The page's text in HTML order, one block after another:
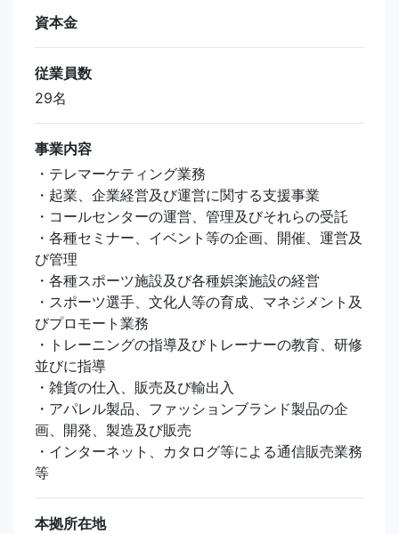
資本金
従業員数
29名
事業内容
・テレマーケティング業務
・起業、企業経営及び運営に関する支援事業
・コールセンターの運営、管理及びそれらの受託
・各種セミナー、イベント等の企画、開催、運営及
び管理
・各種スポーツ施設及び各種娯楽施設の経営
・スポーツ選手、文化人等の育成、マネジメント及
びプロモート業務
・トレーニングの指導及びトレーナーの教育、研修
並びに指導
・雑貨の仕入、販売及び輸出入
・アパレル製品、ファッションブランド製品の企
画、開発、製造及び販売
・インターネット、カタログ等による通信販売業務
等
本拠所在地